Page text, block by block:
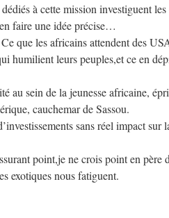
à cette mission investiguent
faire une idée précise…
que les africains attendent des
humilient leurs peuples,et ce en
au sein de la jeunesse africaine,
cauchemar de Sassou.
sans réel impact sur
point,je ne crois point en
exotiques nous fatiguent.